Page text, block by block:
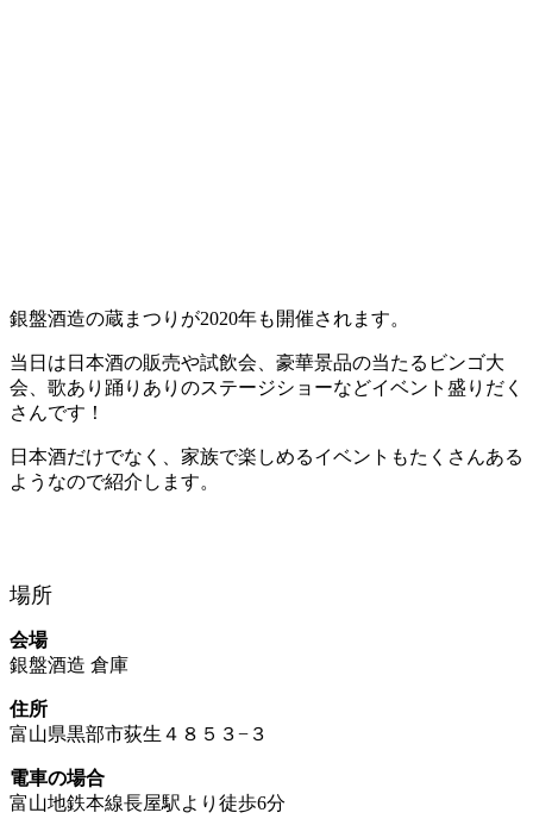
銀盤酒造の蔵まつりが2020年も開催されます。
当日は日本酒の販売や試飲会、豪華景品の当たるビンゴ大
会、歌あり踊りありのステージショーなどイベント盛りだく
さんです！
日本酒だけでなく、家族で楽しめるイベントもたくさんある
ようなので紹介します。
場所
会場
銀盤酒造 倉庫
住所
富山県黒部市荻生４８５３−３
電車の場合
富山地鉄本線長屋駅より徒歩6分